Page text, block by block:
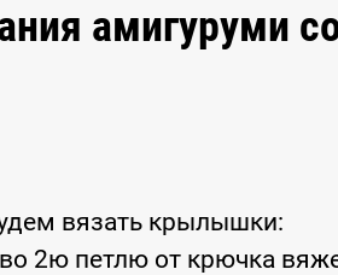
амигуруми
вязать крылышки:
2ю петлю от крючка